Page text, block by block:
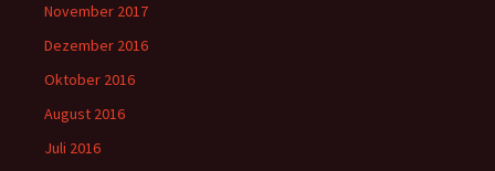
November 2017
Dezember 2016
Oktober 2016
August 2016
Juli 2016